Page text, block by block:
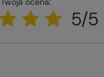
5/5